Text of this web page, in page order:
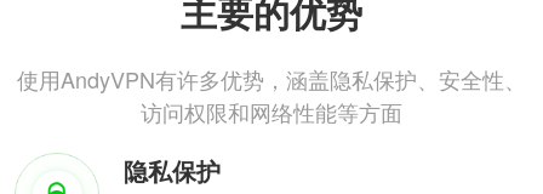
主要的优势
使用AndyVPN有许多优势，涵盖隐私保护、安全性、
访问权限和网络性能等方面
隐私保护